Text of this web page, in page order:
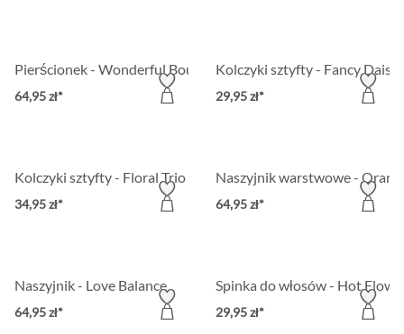
Pierścionek - Wonderful Bouquet
64,95 zł*
Kolczyki sztyfty - Fancy Daisy
29,95 zł*
Kolczyki sztyfty - Floral Trio
34,95 zł*
Naszyjnik warstwowe -
64,95 zł*
Naszyjnik - Love Balance
64,95 zł*
Spinka do włosów - Hot
29,95 zł*